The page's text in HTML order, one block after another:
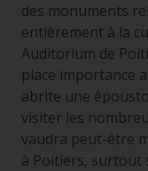
des monuments
entièrement à la
Auditorium de
place importance
abrite une
visiter les
vaudra peut-être
à Poitiers, surtout